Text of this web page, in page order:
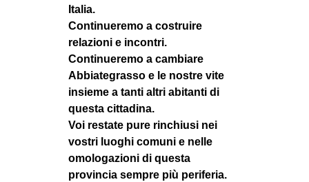
Italia.
Continueremo a costruire
relazioni e incontri.
Continueremo a cambiare
Abbiategrasso e le nostre vite
insieme a tanti altri abitanti di
questa cittadina.
Voi restate pure rinchiusi nei
vostri luoghi comuni e nelle
omologazioni di questa
provincia sempre più periferia.